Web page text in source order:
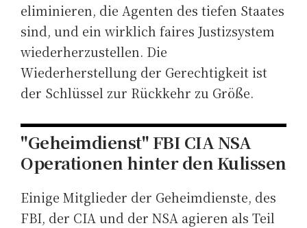
eliminieren, die Agenten des tiefen Staates
sind, und ein wirklich faires Justizsystem
wiederherzustellen. Die
Wiederherstellung der Gerechtigkeit ist
der Schlüssel zur Rückkehr zu Größe.
"Geheimdienst" FBI CIA NSA
Operationen hinter den Kulissen
Einige Mitglieder der Geheimdienste, des
FBI, der CIA und der NSA agieren als Teil